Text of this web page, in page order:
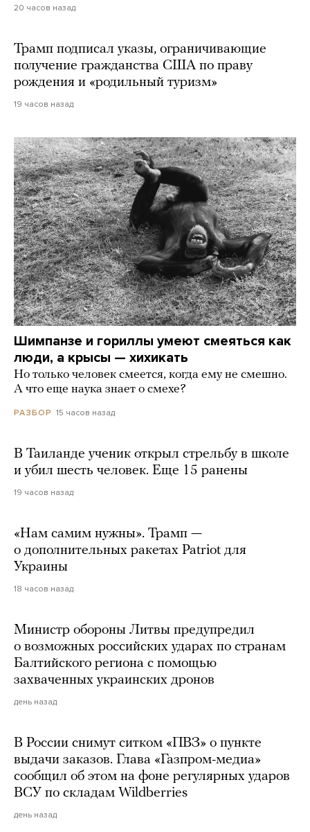
20 часов назад
Трамп подписал указы, ограничивающие
получение гражданства США по праву
рождения и «родильный туризм»
19 часов назад
Шимпанзе и гориллы умеют смеяться как
люди, а крысы — хихикать
Но только человек смеется, когда ему не смешно.
А что еще наука знает о смехе?
РАЗБОР 15 часов назад
В Таиланде ученик открыл стрельбу в школе
и убил шесть человек. Еще 15 ранены
19 часов назад
«Нам самим нужны». Трамп —
о дополнительных ракетах Patriot для
Украины
18 часов назад
Министр обороны Литвы предупредил
о возможных российских ударах по странам
Балтийского региона с помощью
захваченных украинских дронов
день назад
В России снимут ситком «ПВЗ» о пункте
выдачи заказов. Глава «Газпром-медиа»
сообщил об этом на фоне регулярных ударов
ВСУ по складам Wildberries
день назад